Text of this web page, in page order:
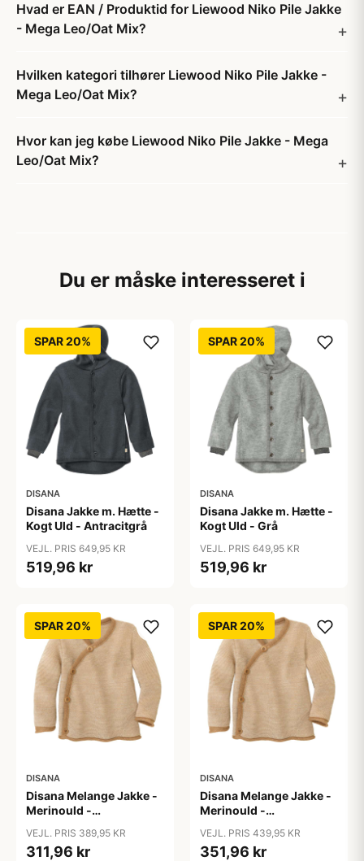
Hvad er EAN / Produktid for Liewood Niko Pile Jakke
- Mega Leo/Oat Mix?
Hvilken kategori tilhører Liewood Niko Pile Jakke -
Mega Leo/Oat Mix?
Hvor kan jeg købe Liewood Niko Pile Jakke - Mega
Leo/Oat Mix?
Du er måske interesseret i
SPAR 20%
DISANA
Disana Jakke m. Hætte -
Kogt Uld - Antracitgrå
VEJL. PRIS 649,95 KR
519,96 kr
SPAR 20%
DISANA
Disana Jakke m. Hætte -
Kogt Uld - Grå
VEJL. PRIS 649,95 KR
519,96 kr
SPAR 20%
DISANA
Disana Melange Jakke -
Merinould -
VEJL. PRIS 389,95 KR
311,96 kr
SPAR 20%
DISANA
Disana Melange Jakke -
Merinould -
VEJL. PRIS 439,95 KR
351,96 kr